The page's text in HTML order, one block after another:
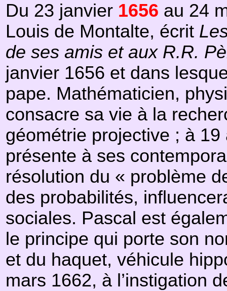
Du 23 janvier 1656 au 24
Louis de Montalte, écrit
de ses amis et aux R.R.
janvier 1656 et dans
pape. Mathématicien,
consacre sa vie à la
géométrie projective ; à
présente à ses
résolution du « problème
des probabilités,
sociales. Pascal est
le principe qui porte son
et du haquet, véhicule
mars 1662, à l’instigation